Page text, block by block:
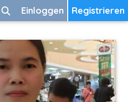
Registrieren
Einloggen